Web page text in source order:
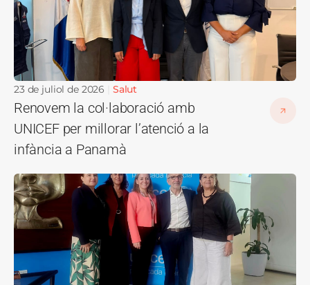
23 de juliol de 2026 Salut
Renovem la col·laboració amb
UNICEF per millorar l’atenció a la
infància a Panamà
Imatge